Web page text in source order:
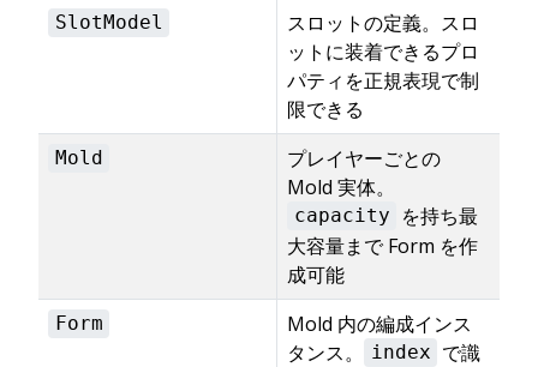
SlotModel
スロットの定義。スロ
ットに装着できるプロ
パティを正規表現で制
限できる
Mold
プレイヤーごとの
Mold 実体。
capacity
を持ち最
大容量まで Form を作
成可能
Form
Mold 内の編成インス
タンス。
index で識